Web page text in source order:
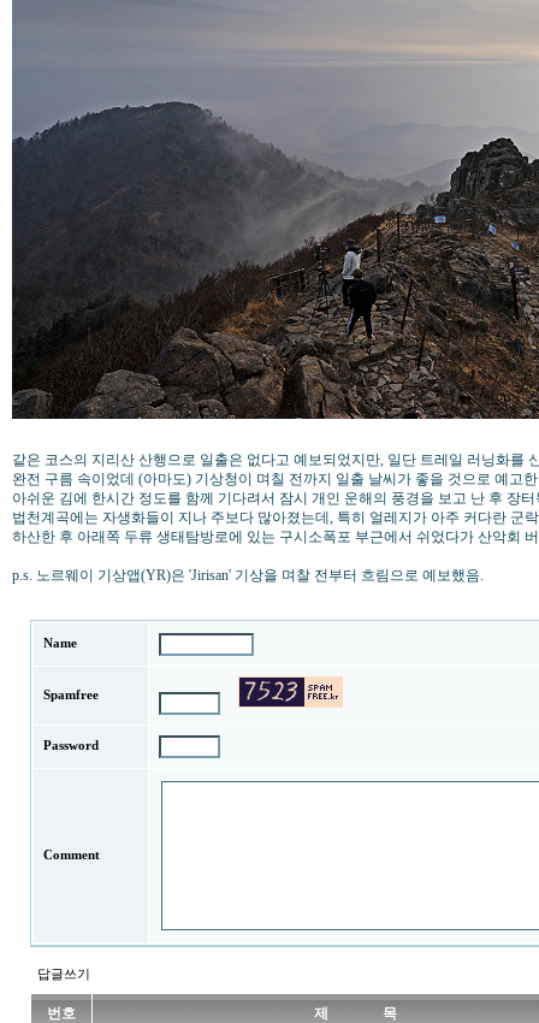
같은 코스의 지리산 산행으로 일출은 없다고 예보되었지만, 일단 트레일 러닝화를
완전 구름 속이었데 (아마도) 기상청이 며칠 전까지 일출 날씨가 좋을 것으로 예고
아쉬운 김에 한시간 정도를 함께 기다려서 잠시 개인 운해의 풍경을 보고 난 후 장
법천계곡에는 자생화들이 지나 주보다 많아졌는데, 특히 얼레지가 아주 커다란 군
하산한 후 아래쪽 두류 생태탐방로에 있는 구시소폭포 부근에서 쉬었다가 산악회
p.s. 노르웨이 기상앱(YR)은 'Jirisan' 기상을 며찰 전부터 흐림으로 예보했음.
Name
Spamfree
Password
Comment
답글쓰기
번호 제 목